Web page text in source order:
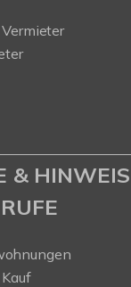
& HINWEIS